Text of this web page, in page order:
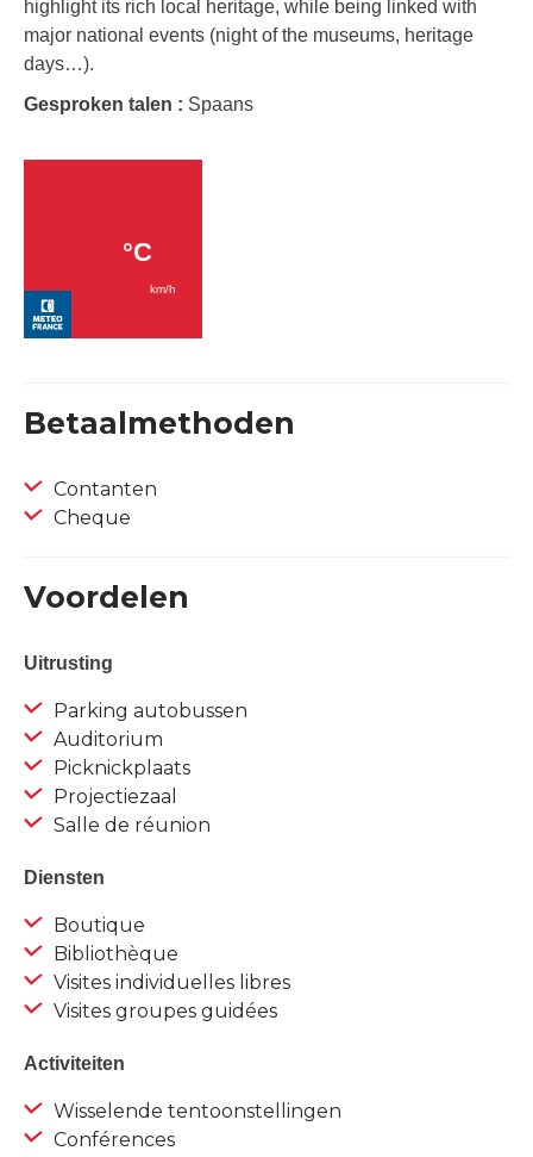
highlight its rich local heritage, while being linked with
major national events (night of the museums, heritage
days…).
Gesproken talen : Spaans
Betaalmethoden
Contanten
Cheque
Voordelen
Uitrusting
Parking autobussen
Auditorium
Picknickplaats
Projectiezaal
Salle de réunion
Diensten
Boutique
Bibliothèque
Visites individuelles libres
Visites groupes guidées
Activiteiten
Wisselende tentoonstellingen
Conférences